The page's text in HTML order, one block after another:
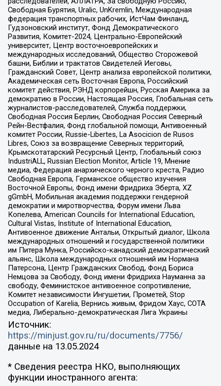
Свободная Бурятия, Uralic, UnKremlin, Международная
федерация транспортных рабочих, ИстЧам Финланд,
Гудзоновский институт, Фонд Демократического
Развития, Комитет-2024, Центрально-Европейский
университет, Центр восточноевропейских и
международных исследований, Общество Сторожевой
башни, Библии и трактатов Свидетелей Иеговы,
Гражданский Совет, Центр анализа европейской политики,
Академическая сеть Восточная Европа, Российский
комитет действия, РЭНД корпорейшн, Русская Америка за
демократию в России, Настоящая Россия, Глобальная сеть
журналистов-расследователей, Служба поддержки,
Свободная Россия Берлин, Свободная Россия Северный
Рейн-Вестфалия, Фонд глобальной помощи, Антивоенный
комитет России, Russie-Libertes, La Asocicion de Rusos
Libres, Союз за возвращение Северных территорий,
Крымскотатарский Ресурсный Центр, Глобальный союз
IndustriALL, Russian Election Monitor, Article 19, Мнение
медиа, Федерация анархического черного креста, Радио
Свободная Европа, Германское общество изучения
Восточной Европы, Фонд имени Фридриха Эберта, XZ
gGmbH, Мобильная академия поддержки гендерной
демократии и миротворчества, Форум имени Льва
Копелева, American Councils for International Education,
Cultural Vistas, Institute of International Education,
Антивоенное движение Антальи, Открытый диалог, Школа
международных отношений и государственной политики
им Питера Мунка, Российско-канадский демократический
альянс, Школа международных отношений им Нормана
Патерсона, Центр Гражданских Свобод, Фонд Бориса
Немцова за Свободу, Фонд имени Фридриха Науманна за
свободу, Феминистское антивоенное сопротивление,
Комитет независимости Ингушетии, Прометей, Stop
Occupation of Karelia, Вернись живым, Фридом Хаус, СОТА
медиа, Либерально-демократическая Лига Украины
Источник:
https://minjust.gov.ru/ru/documents/7756/
данные на 13.05.2024
* Сведения реестра НКО, выполняющих
функции иностранного агента: